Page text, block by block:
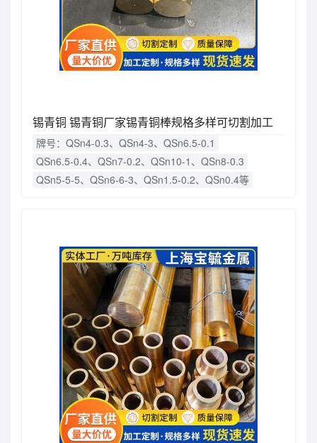
锡青铜 锡青铜厂家锡青铜棒规格多样可切割加工
牌号：QSn4-0.3、QSn4-3、QSn6.5-0.1
QSn6.5-0.4、QSn7-0.2、QSn10-1、QSn8-0.3
QSn5-5-5、QSn6-6-3、QSn1.5-0.2、QSn0.4等